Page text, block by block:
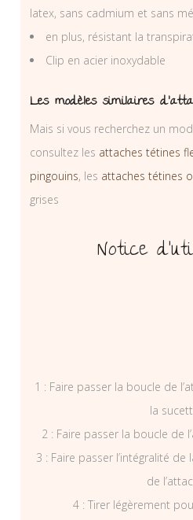
latex, sans cadmium et sans
en plus, résistant la
Clip en acier inoxydable
Les modèles similaires
Mais si vous recherchez un
consultez les attaches tétines
pingouins, les attaches tétines
grises
Notice
1 : Faire passer la boucle de
la
2 : Faire passer la boucle de
3 : Faire passer l’intégralité
de
4 : Tirer légèrement